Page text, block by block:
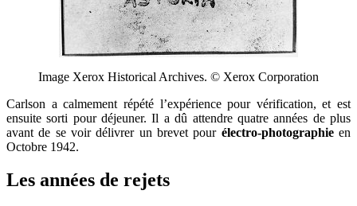
Image Xerox Historical Archives. © Xerox Corporation
Carlson a calmement répété l’expérience pour vérification, et est
ensuite sorti pour déjeuner. Il a dû attendre quatre années de plus
avant de se voir délivrer un brevet pour électro-photographieen
Octobre 1942.
Les années de rejets